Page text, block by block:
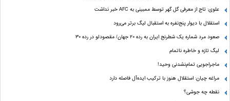
علوی: تاج از معرفی گل گهر توسط ممبینی به AFC خبر نداشت
استقلال با دیوار پنج‌نفره به استقبال لیگ برتر می‌رود
صعود مرد شماره یک شطرنج ایران به رده ۲۰ جهان/ مقصودلو در رده ۳۰
لیگ تازه و خاطره ناتمام
ماجراجویی تمام‌نشدنی وحید!
مراغه چیان: استقلال هنوز با ترکیب ایده‌آل فاصله دارد
نقطه چه جوشی؟